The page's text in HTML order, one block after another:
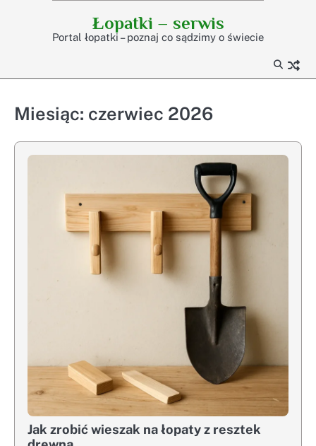
Łopatki – serwis
Portal łopatki – poznaj co sądzimy o świecie
Miesiąc: czerwiec 2026
Jak zrobić wieszak na łopaty z resztek